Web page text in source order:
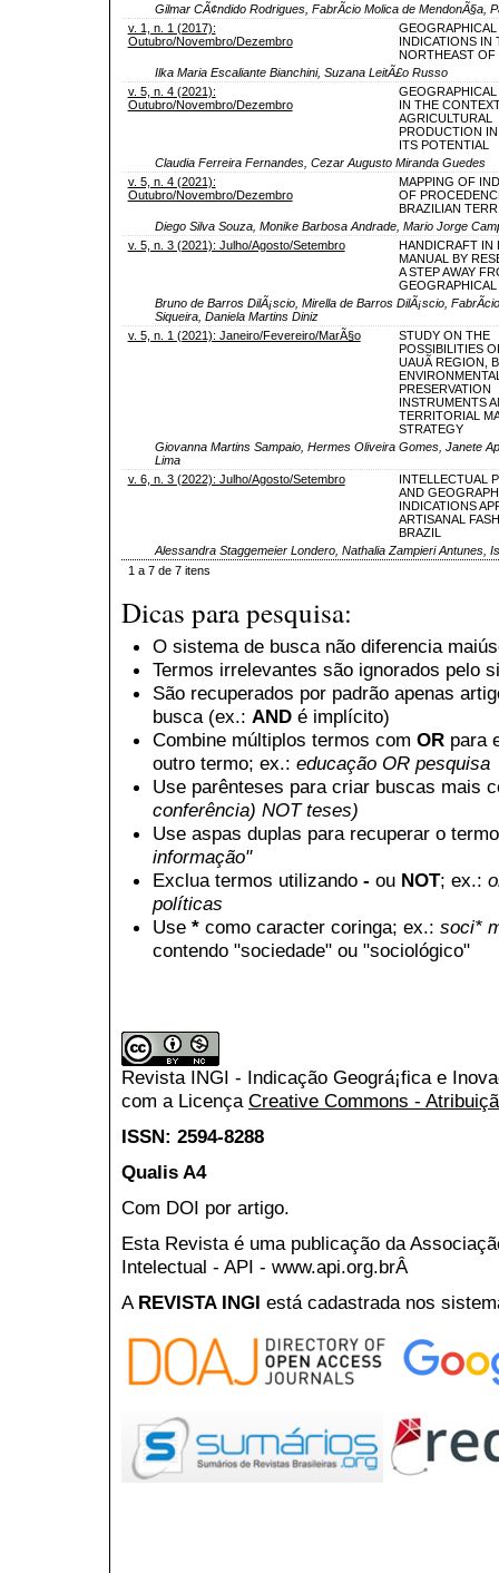
Gilmar CÃ¢ndido Rodrigues, FabrÃ­cio Molica de MendonÃ§a,
v. 1, n. 1 (2017):
Outubro/Novembro/Dezembro
GEOGRAPHICAL
INDICATIONS IN
NORTHEAST OF
Ilka Maria Escaliante Bianchini, Suzana LeitÃ£o Russo
v. 5, n. 4 (2021):
Outubro/Novembro/Dezembro
IN THE
AGRICULTURAL
PRODUCTION
ITS POTENTIAL
Claudia Ferreira Fernandes, Cezar Augusto Miranda Guedes
v. 5, n. 4 (2021):
Outubro/Novembro/Dezembro
MAPPING OF
OF
BRAZILIAN
Diego Silva Souza, Monike Barbosa Andrade, Mario Jorge
v. 5, n. 3 (2021): Julho/Agosto/Setembro
HANDICRAFT IN
MANUAL BY
A STEP AWAY
Bruno de Barros DilÃ¡scio, Mirella de Barros DilÃ¡scio,
Siqueira, Daniela Martins Diniz
v. 5, n. 1 (2021): Janeiro/Fevereiro/MarÃ§o
STUDY ON THE
POSSIBILITIES
UAUÃ REGION,
PRESERVATION
INSTRUMENTS
TERRITORIAL
STRATEGY
Giovanna Martins Sampaio, Hermes Oliveira Gomes, Janete
Lima
v. 6, n. 3 (2022): Julho/Agosto/Setembro
INTELLECTUAL
AND
INDICATIONS
ARTISANAL
BRAZIL
Alessandra Staggemeier Londero, Nathalia Zampieri Antunes,
1 a 7 de 7 itens
Dicas para pesquisa:
O sistema de busca não diferencia
Termos irrelevantes são ignorados pelo
São recuperados por padrão apenas
busca (ex.: AND é implícito)
Combine múltiplos termos com OR para
outro termo; ex.: educação OR pesquisa
Use parênteses para criar buscas mais
conferência) NOT teses)
Use aspas duplas para recuperar o
informação"
Exclua termos utilizando - ou NOT; ex.:
políticas
Use * como caracter coringa; ex.: soci*
contendo "sociedade" ou "sociológico"
Revista INGI - Indicação Geográ¡fica e
com a Licença Creative Commons -
ISSN: 2594-8288
Qualis A4
Com DOI por artigo.
Esta Revista é uma publicação da
Intelectual - API - www.api.org.brÂ
A REVISTA INGI está cadastrada nos